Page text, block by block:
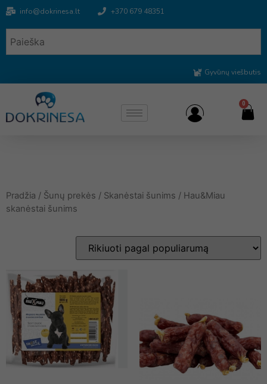
info@dokrinesa.lt +370 679 48351
Gyvūnų viešbutis
0
Pradžia / Šunų prekės / Skanėstai šunims / Hau&Miau
skanėstai šunims